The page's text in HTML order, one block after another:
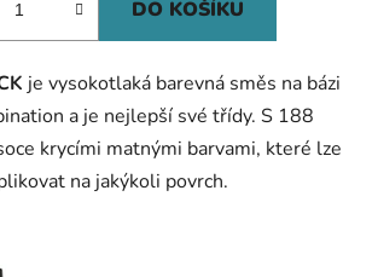
DO KOŠÍKU
je vysokotlaká barevná směs na bázi
a je nejlepší své třídy. S 188
krycími matnými barvami, které lze
na jakýkoli povrch.